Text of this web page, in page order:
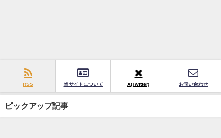
RSS 当サイトについて X(Twitter) お問い合わせ
ピックアップ記事